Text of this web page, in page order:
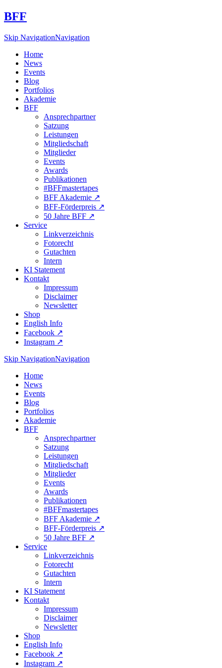
BFF
Skip NavigationNavigation
Home
News
Events
Blog
Portfolios
Akademie
BFF
Ansprechpartner
Satzung
Leistungen
Mitgliedschaft
Mitglieder
Events
Awards
Publikationen
#BFFmastertapes
BFF Akademie ↗︎
BFF-Förderpreis ↗︎
50 Jahre BFF ↗︎
Service
Linkverzeichnis
Fotorecht
Gutachten
Intern
KI Statement
Kontakt
Impressum
Disclaimer
Newsletter
Shop
English Info
Facebook ↗︎
Instagram ↗︎
Skip NavigationNavigation
Home
News
Events
Blog
Portfolios
Akademie
BFF
Ansprechpartner
Satzung
Leistungen
Mitgliedschaft
Mitglieder
Events
Awards
Publikationen
#BFFmastertapes
BFF Akademie ↗︎
BFF-Förderpreis ↗︎
50 Jahre BFF ↗︎
Service
Linkverzeichnis
Fotorecht
Gutachten
Intern
KI Statement
Kontakt
Impressum
Disclaimer
Newsletter
Shop
English Info
Facebook ↗︎
Instagram ↗︎